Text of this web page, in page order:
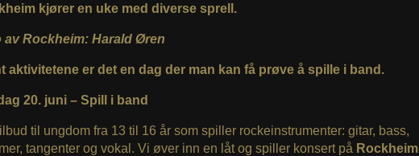
kjører en uke med diverse sprell.
av Rockheim: Harald Øren
aktivitetene er det en dag der man kan få prøve å spille i band.
20. juni – Spill i band
til ungdom fra 13 til 16 år som spiller rockeinstrumenter: gitar, bass,
tangenter og vokal. Vi øver inn en låt og spiller konsert på Rockheim